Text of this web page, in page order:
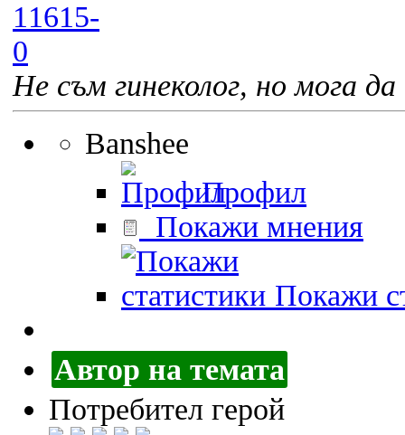
Не съм гинеколог, но мога да
Banshee
Профил
Покажи мнения
Покажи
Автор на темата
Потребител герой